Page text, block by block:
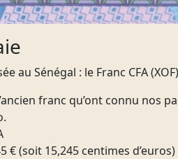
au Sénégal : le Franc CFA (XOF)
franc qu’ont connu nos
€ (soit 15,245 centimes d’euros)